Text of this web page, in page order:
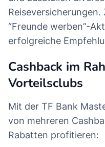
“Freunde werben”-
erfolgreiche
Cashback im
Vorteilsclubs
Mit der TF Bank
von mehreren
Rabatten profitieren: